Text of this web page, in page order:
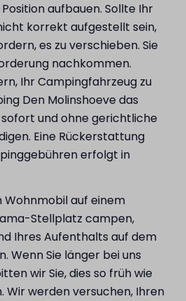
aufbauen. Sollte Ihr
korrekt aufgestellt sein,
es zu verschieben. Sie
nachkommen.
Ihr Campingfahrzeug zu
Den Molinshoeve das
und ohne gerichtliche
Eine Rückerstattung
erfolgt in
Wohnmobil auf einem
Stellplatz campen,
Ihres Aufenthalts auf dem
Wenn Sie länger bei uns
wir Sie, dies so früh wie
Wir werden versuchen, Ihren